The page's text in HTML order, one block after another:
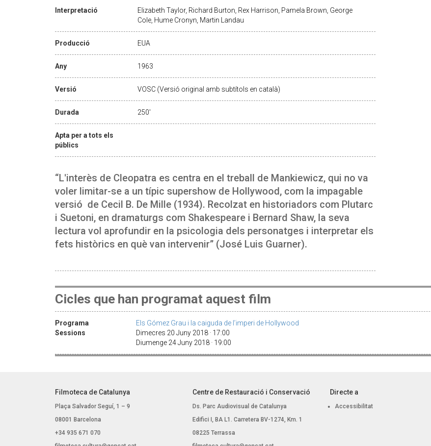
Interpretació
Elizabeth Taylor, Richard Burton, Rex Harrison, Pamela Brown, George
Cole, Hume Cronyn, Martin Landau
Producció EUA
Any 1963
Versió VOSC (Versió original amb subtítols en català)
Durada 250'
Apta per a tots els
públics
“L'interès de Cleopatra es centra en el treball de Mankiewicz, qui no va
voler limitar-se a un típic supershow de Hollywood, com la impagable
versió de Cecil B. De Mille (1934). Recolzat en historiadors com Plutarc
i Suetoni, en dramaturgs com Shakespeare i Bernard Shaw, la seva
lectura vol aprofundir en la psicologia dels personatges i interpretar els
fets històrics en què van intervenir” (José Luis Guarner).
Cicles que han programat aquest film
Programa
Els Gómez Grau i la caiguda de l’imperi de Hollywood
Sessions
Dimecres 20 Juny 2018 · 17:00
Diumenge 24 Juny 2018 · 19:00
Filmoteca de Catalunya
Plaça Salvador Seguí, 1 – 9
08001 Barcelona
+34 935 671 070
Centre de Restauració i Conservació
Ds. Parc Audiovisual de Catalunya
Edifici I, BA L1. Carretera BV-1274, Km. 1
08225 Terrassa
Directe a
Accessibilitat